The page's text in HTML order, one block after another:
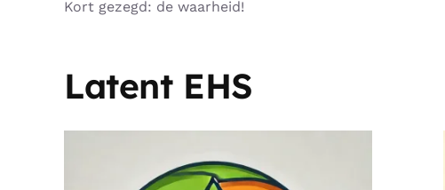
Kort gezegd: de waarheid!
Latent EHS